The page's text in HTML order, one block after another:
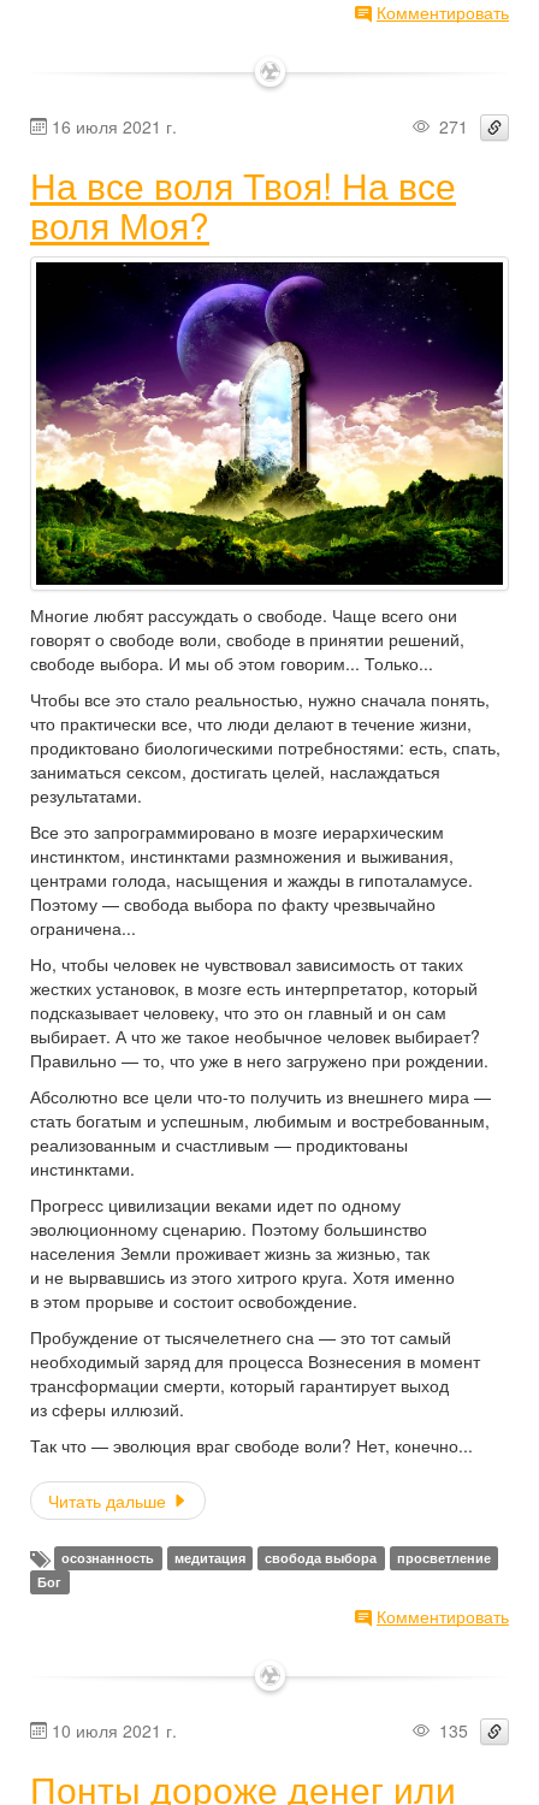
Комментировать
✶
16 июля 2021 г. 271
На все воля Твоя! На все
воля Моя?
Многие любят рассуждать о свободе. Чаще всего они
говорят о свободе воли, свободе в принятии решений,
свободе выбора. И мы об этом говорим... Только...
Чтобы все это стало реальностью, нужно сначала понять,
что практически все, что люди делают в течение жизни,
продиктовано биологическими потребностями: есть, спать,
заниматься сексом, достигать целей, наслаждаться
результатами.
Все это запрограммировано в мозге иерархическим
инстинктом, инстинктами размножения и выживания,
центрами голода, насыщения и жажды в гипоталамусе.
Поэтому — свобода выбора по факту чрезвычайно
ограничена...
Но, чтобы человек не чувствовал зависимость от таких
жестких установок, в мозге есть интерпретатор, который
подсказывает человеку, что это он главный и он сам
выбирает. А что же такое необычное человек выбирает?
Правильно — то, что уже в него загружено при рождении.
Абсолютно все цели что-то получить из внешнего мира —
стать богатым и успешным, любимым и востребованным,
реализованным и счастливым — продиктованы
инстинктами.
Прогресс цивилизации веками идет по одному
эволюционному сценарию. Поэтому большинство
населения Земли проживает жизнь за жизнью, так
и не вырвавшись из этого хитрого круга. Хотя именно
в этом прорыве и состоит освобождение.
Пробуждение от тысячелетнего сна — это тот самый
необходимый заряд для процесса Вознесения в момент
трансформации смерти, который гарантирует выход
из сферы иллюзий.
Так что — эволюция враг свободе воли? Нет, конечно...
Читать дальше
осознанность медитация свобода выбора
просветление
Бог
Комментировать
✶
10 июля 2021 г. 135
Понты дороже денег или